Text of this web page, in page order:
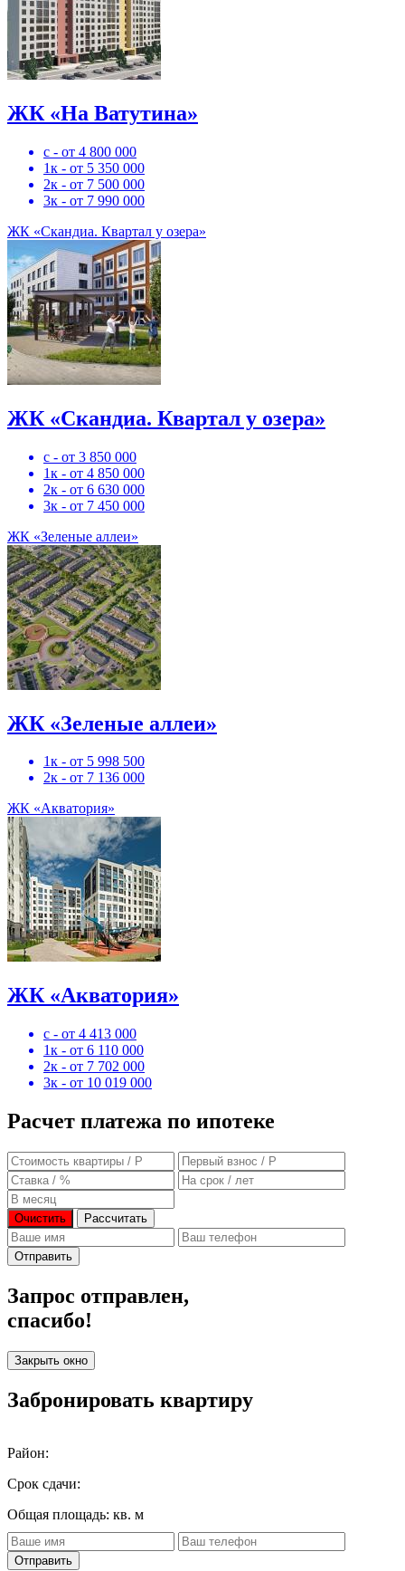
ЖК «На Ватутина»
с - от 4 800 000
1к - от 5 350 000
2к - от 7 500 000
3к - от 7 990 000
ЖК «Скандиа. Квартал у озера»
ЖК «Скандиа. Квартал у озера»
с - от 3 850 000
1к - от 4 850 000
2к - от 6 630 000
3к - от 7 450 000
ЖК «Зеленые аллеи»
ЖК «Зеленые аллеи»
1к - от 5 998 500
2к - от 7 136 000
ЖК «Акватория»
ЖК «Акватория»
с - от 4 413 000
1к - от 6 110 000
2к - от 7 702 000
3к - от 10 019 000
Расчет платежа по ипотеке
Очистить Рассчитать
Отправить
Запрос отправлен,
спасибо!
Закрыть окно
Забронировать квартиру
Район:
Срок сдачи:
Общая площадь: кв. м
Отправить